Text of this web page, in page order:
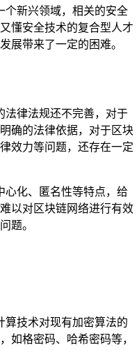
个新兴领域，相关的安全
懂安全技术的复合型人才
展带来了一定的困难。
法律法规还不完善，对于
确的法律依据，对于区块
效力等问题，还存在一定
心化、匿名性等特点，给
以对区块链网络进行有效
题。
算技术对现有加密算法的
如格密码、哈希密码等，